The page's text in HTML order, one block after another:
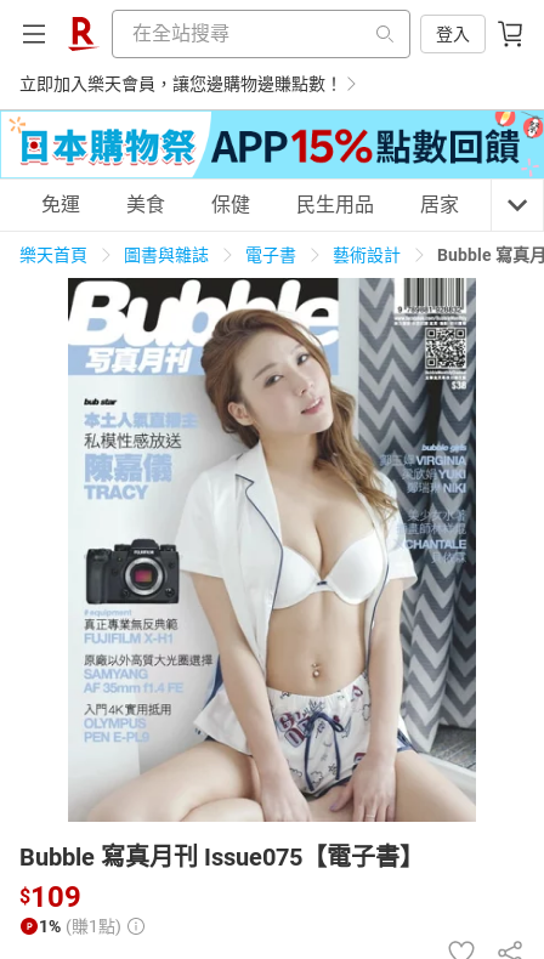
登入
立即加入樂天會員，讓您邊購物邊賺點數！
購物網分類
天天免運 美食蛋糕 養生保健 民生用品
居家生活 3C家電 運動休閒 親子玩具
化妝保養 情趣用品
日本購物 電子/紙本書
HOT
免運 美食 保健 民生用品 居家 3C
樂天首頁 圖書與雜誌 電子書 藝術設計 Bubble 寫真
Bubble 寫真月刊 Issue075【電子書】
$109
1% (賺1點)